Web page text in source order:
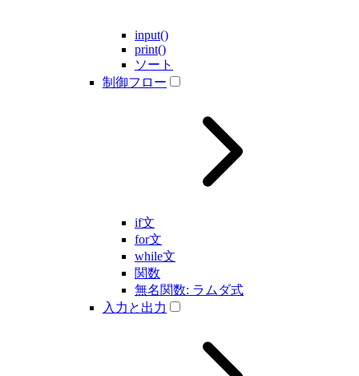
input()
print()
ソート
制御フロー
if文
for文
while文
関数
無名関数: ラムダ式
入力と出力